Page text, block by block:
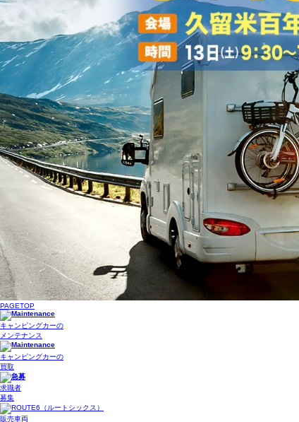
PAGETOP
キャンピングカーの
メンテナンス
キャンピングカーの
買取
求職者
募集
販売車両